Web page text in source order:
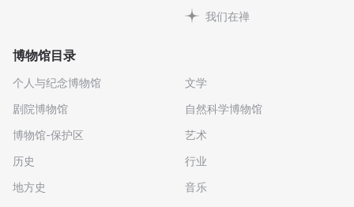
我们在禅
博物馆目录
个人与纪念博物馆
剧院博物馆
博物馆-保护区
历史
地方史
文学
自然科学博物馆
艺术
行业
音乐